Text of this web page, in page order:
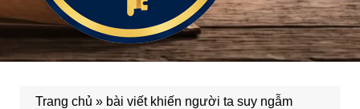
Trang chủ » bài viết khiến người ta suy ngẫm